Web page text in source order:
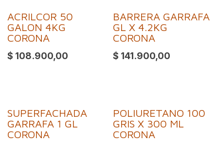
ACRILCOR 50
GALON 4KG
CORONA
$ 108.900,00
BARRERA GARRAFA
GL X 4.2KG
CORONA
$ 141.900,00
SUPERFACHADA
GARRAFA 1 GL
CORONA
POLIURETANO 100
GRIS X 300 ML
CORONA